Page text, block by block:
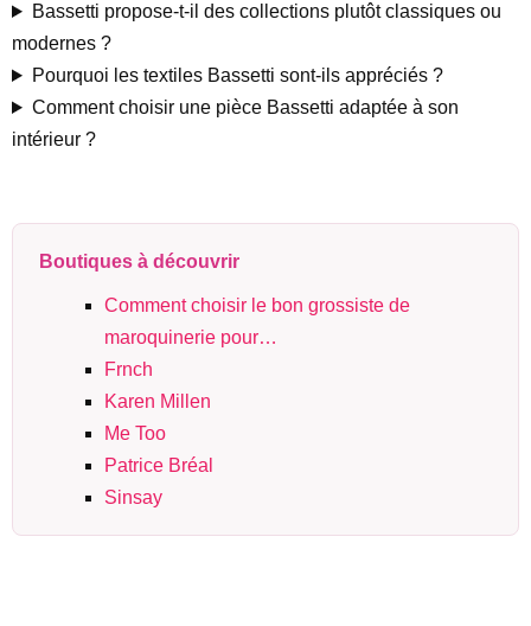
Bassetti propose-t-il des collections plutôt classiques ou
modernes ?
Pourquoi les textiles Bassetti sont-ils appréciés ?
Comment choisir une pièce Bassetti adaptée à son
intérieur ?
Boutiques à découvrir
Comment choisir le bon grossiste de
maroquinerie pour…
Frnch
Karen Millen
Me Too
Patrice Bréal
Sinsay